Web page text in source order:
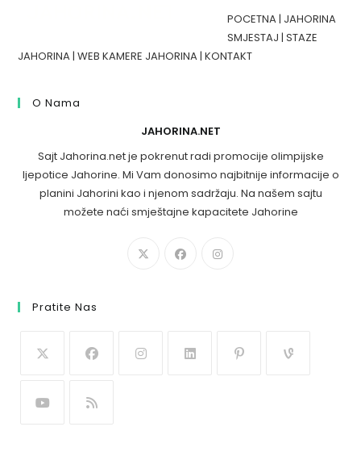
POCETNA | JAHORINA
SMJESTAJ |STAZE
JAHORINA |WEB KAMERE JAHORINA |KONTAKT
O Nama
JAHORINA.NET
Sajt Jahorina.net je pokrenut radi promocije olimpijske
ljepotice Jahorine. Mi Vam donosimo najbitnije informacije o
planini Jahorini kao i njenom sadržaju. Na našem sajtu
možete naći smještajne kapacitete Jahorine
Pratite Nas